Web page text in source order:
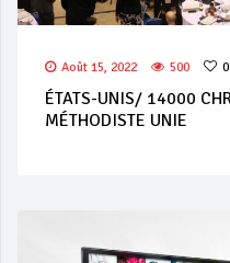
Août 15, 2022 500 0
ÉTATS-UNIS/ 14000
MÉTHODISTE UNIE